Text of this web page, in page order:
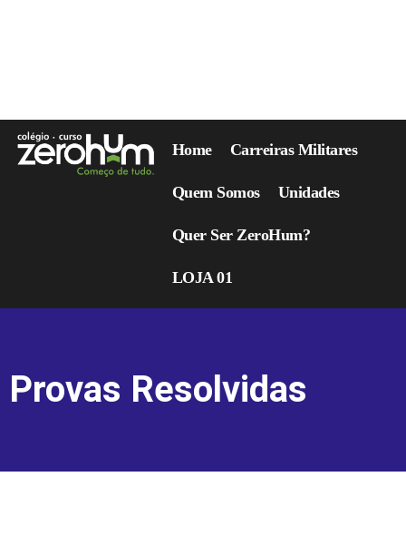
Home Carreiras Militares
Quem Somos Unidades
Quer Ser ZeroHum?
LOJA 01
Provas Resolvidas